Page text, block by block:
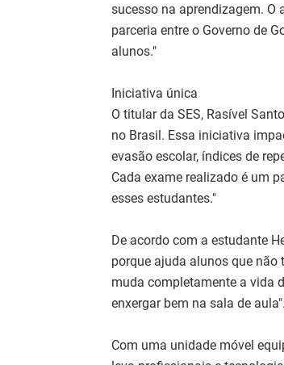
sucesso na aprendizagem.
parceria entre o Governo de
alunos."
Iniciativa única
O titular da SES, Rasível
no Brasil. Essa iniciativa
evasão escolar, índices de
Cada exame realizado é um
esses estudantes."
De acordo com a estudante
porque ajuda alunos que não
muda completamente a vida
enxergar bem na sala de aula".
Com uma unidade móvel